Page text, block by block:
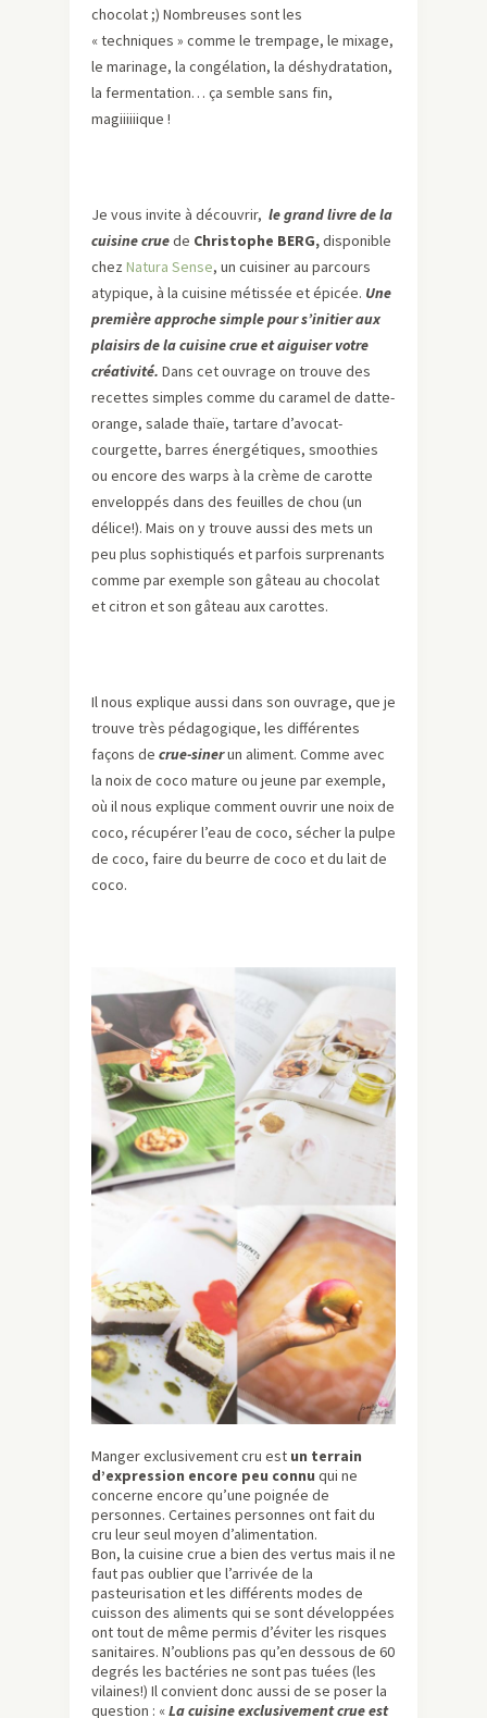
chocolat ;) Nombreuses sont les
« techniques » comme le trempage, le mixage,
le marinage, la congélation, la déshydratation,
la fermentation… ça semble sans fin,
magiiiiiique !
Je vous invite à découvrir, le grand livre de la
cuisine cruede Christophe BERG,disponible
chez Natura Sense, un cuisiner au parcours
atypique, à la cuisine métissée et épicée. Une
première approche simple pour s’initier aux
plaisirs de la cuisine crue et aiguiser votre
créativité. Dans cet ouvrage on trouve des
recettes simples comme du caramel de datte-
orange, salade thaïe, tartare d’avocat-
courgette, barres énergétiques, smoothies
ou encore des warps à la crème de carotte
enveloppés dans des feuilles de chou (un
délice!). Mais on y trouve aussi des mets un
peu plus sophistiqués et parfois surprenants
comme par exemple son gâteau au chocolat
et citron et son gâteau aux carottes.
Il nous explique aussi dans son ouvrage, que je
trouve très pédagogique, les différentes
façons de crue-sinerun aliment. Comme avec
la noix de coco mature ou jeune par exemple,
où il nous explique comment ouvrir une noix de
coco, récupérer l’eau de coco, sécher la pulpe
de coco, faire du beurre de coco et du lait de
coco.
Manger exclusivement cru est un terrain
d’expression encore peu connu qui ne
concerne encore qu’une poignée de
personnes. Certaines personnes ont fait du
cru leur seul moyen d’alimentation.
Bon, la cuisine crue a bien des vertus mais il ne
faut pas oublier que l’arrivée de la
pasteurisation et les différents modes de
cuisson des aliments qui se sont développées
ont tout de même permis d’éviter les risques
sanitaires. N’oublions pas qu’en dessous de 60
degrés les bactéries ne sont pas tuées (les
vilaines!) Il convient donc aussi de se poser la
question : «La cuisine exclusivement crue est